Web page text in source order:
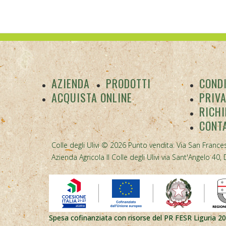
AZIENDA
PRODOTTI
ACQUISTA ONLINE
Colle degli Ulivi © 2026 Punto vendita: Via San
Azienda Agricola Il Colle degli Ulivi via Sant'Angelo 40,
Spesa cofinanziata con risorse del PR FESR Liguria